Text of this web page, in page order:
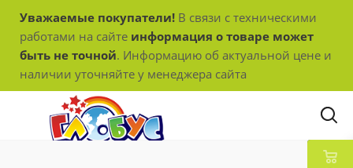
Уважаемые покупатели! В связи с техническими
работами на сайте информация о товаре может
быть не точной. Информацию об актуальной цене и
наличии уточняйте у менеджера сайта